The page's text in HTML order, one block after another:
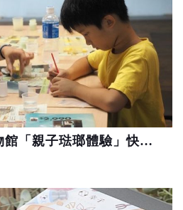
僅此一檔！黃金博物館「親子琺瑯體驗」快來成為一日工藝師